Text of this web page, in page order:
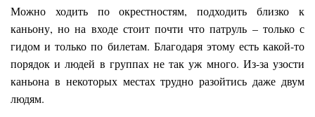
Можно ходить по окрестностям, подходить близко к
каньону, но на входе стоит почти что патруль – только с
гидом и только по билетам. Благодаря этому есть какой-то
порядок и людей в группах не так уж много. Из-за узости
каньона в некоторых местах трудно разойтись даже двум
людям.